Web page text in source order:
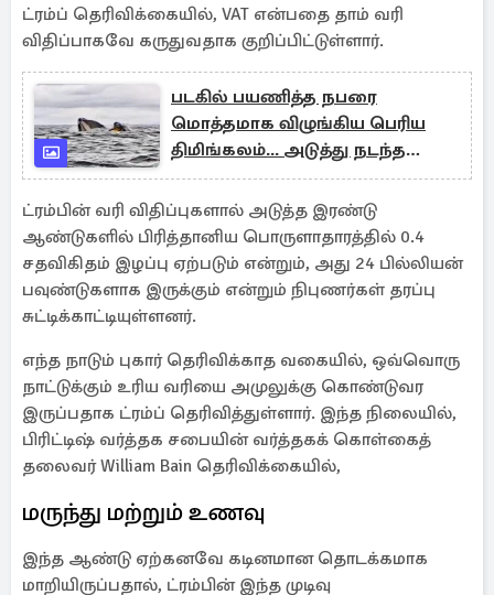
ட்ரம்ப் தெரிவிக்கையில், VAT என்பதை தாம் வரி
விதிப்பாகவே கருதுவதாக குறிப்பிட்டுள்ளார்.
படகில் பயணித்த நபரை
மொத்தமாக விழுங்கிய பெரிய
திமிங்கலம்... அடுத்து நடந்த
சம்பவம்
ட்ரம்பின் வரி விதிப்புகளால் அடுத்த இரண்டு
ஆண்டுகளில் பிரித்தானிய பொருளாதாரத்தில் 0.4
சதவிகிதம் இழப்பு ஏற்படும் என்றும், அது 24 பில்லியன்
பவுண்டுகளாக இருக்கும் என்றும் நிபுணர்கள் தரப்பு
சுட்டிக்காட்டியுள்ளனர்.
எந்த நாடும் புகார் தெரிவிக்காத வகையில், ஒவ்வொரு
நாட்டுக்கும் உரிய வரியை அமுலுக்கு கொண்டுவர
இருப்பதாக ட்ரம்ப் தெரிவித்துள்ளார். இந்த நிலையில்,
பிரிட்டிஷ் வர்த்தக சபையின் வர்த்தகக் கொள்கைத்
தலைவர் William Bain தெரிவிக்கையில்,
மருந்து மற்றும் உணவு
இந்த ஆண்டு ஏற்கனவே கடினமான தொடக்கமாக
மாறியிருப்பதால், ட்ரம்பின் இந்த முடிவு